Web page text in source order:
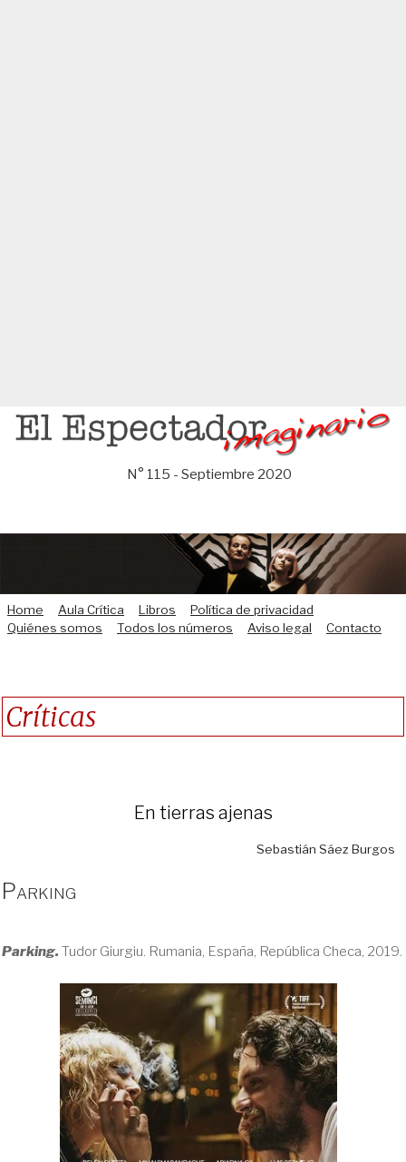
Saltar
N° 115 - Septiembre 2020
Home Aula Crítica Libros
Política de privacidad
Quiénes somos
Todos los números Aviso legal Contacto
Críticas
En tierras ajenas
Sebastián Sáez Burgos
Parking
Parking. Tudor Giurgiu. Rumania, España, República Checa, 2019.